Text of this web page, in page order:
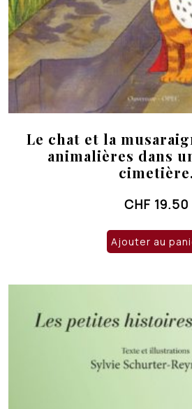
Le chat et la
animalières dans
cimetière.
CHF 19.50
Ajouter au